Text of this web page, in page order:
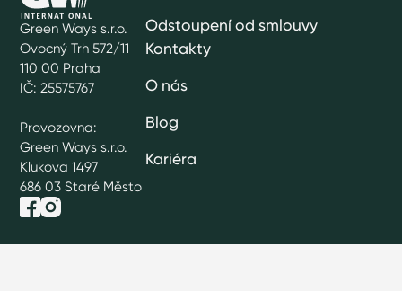
Green Ways s.r.o.
Ovocný Trh 572/11
110 00 Praha
IČ: 25575767
Provozovna:
Green Ways s.r.o.
Klukova 1497
686 03 Staré Město
Odstoupení od smlouvy
Kontakty
O nás
Blog
Kariéra